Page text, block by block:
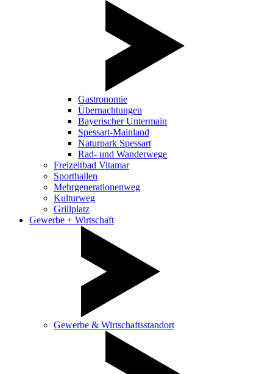
Gastronomie
Übernachtungen
Bayerischer Untermain
Spessart-Mainland
Naturpark Spessart
Rad- und Wanderwege
Freizeitbad Vitamar
Sporthallen
Mehrgenerationenweg
Kulturweg
Grillplatz
Gewerbe + Wirtschaft
Gewerbe & Wirtschaftsstandort